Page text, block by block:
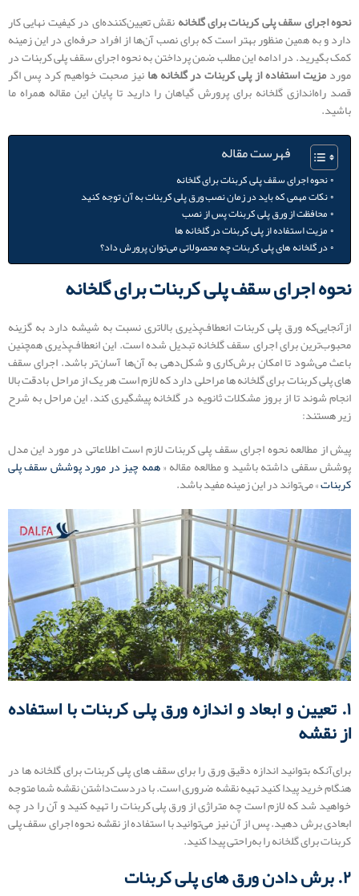
نحوه اجرای سقف پلی کربنات برای گلخانهنقش تعیین‌کننده‌ای در کیفیت نهایی کار
دارد و به همین منظور بهتر است که برای نصب آن‌ها از افراد حرفه‌ای در این زمینه
کمک بگیرید. در ادامه این مطلب ضمن پرداختن به نحوه اجرای سقف پلی کربنات در
موردمزیت استفاده از پلی کربنات در گلخانه هانیز صحبت خواهیم کرد پس اگر
قصد راه‌اندازی گلخانه برای پرورش گیاهان را دارید تا پایان این مقاله همراه ما
باشید.
فهرست مقاله
نحوه اجرای سقف پلی کربنات برای گلخانه
نکات مهمی که باید در زمان نصب ورق پلی کربنات به آن توجه کنید
محافظت از ورق پلی کربنات پس از نصب
مزیت استفاده از پلی کربنات در گلخانه ها
در گلخانه‌ های پلی کربنات چه محصولاتی می‌توان پرورش داد؟
نحوه اجرای سقف پلی کربنات برای گلخانه
ازآنجایی‌که ورق پلی کربنات انعطاف‌پذیری بالاتری نسبت به شیشه دارد به گزینه
محبوب‌ترین برای اجرای سقف گلخانه تبدیل شده است. این انعطاف‌پذیری همچنین
باعث می‌شود تا امکان برش‌کاری و شکل‌دهی به آن‌ها آسان‌تر باشد. اجرای سقف
های پلی کربنات برای گلخانه ها مراحلی دارد که لازم است هر یک از مراحل بادقت بالا
انجام شوند تا از بروز مشکلات ثانویه در گلخانه پیشگیری کند. این مراحل به شرح
زیر هستند:
پیش از مطالعه نحوه اجرای سقف پلی کربنات لازم است اطلاعاتی در مورد این مدل
پوشش سقفی داشته باشید و مطالعه مقاله «همه چیز در مورد پوشش سقف پلی
کربنات» می‌تواند در این زمینه مفید باشد.
۱. تعیین و ابعاد و اندازه ورق پلی کربنات با استفاده
از نقشه
برای‌آنکه بتوانید اندازه دقیق ورق را برای سقف های پلی کربنات برای گلخانه ها در
هنگام خرید پیدا کنید تهیه نقشه ضروری است. با دردست‌داشتن نقشه شما متوجه
خواهید شد که لازم است چه متراژی از ورق پلی کربنات را تهیه کنید و آن را در چه
ابعادی برش دهید. پس از آن نیز می‌توانید با استفاده از نقشه نحوه اجرای سقف پلی
کربنات برای گلخانه را به‌راحتی پیدا کنید.
۲. برش دادن ورق ‌های پلی کربنات